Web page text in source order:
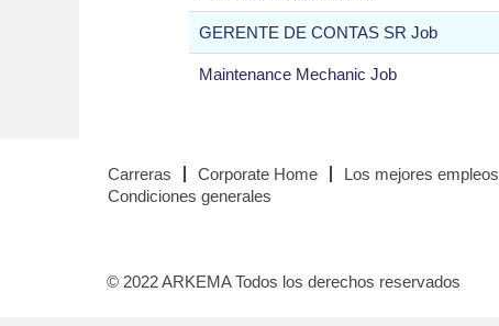
GERENTE DE CONTAS SR Job
Maintenance Mechanic Job
Carreras Corporate Home Los mejores empleos
Condiciones generales
© 2022 ARKEMA Todos los derechos reservados